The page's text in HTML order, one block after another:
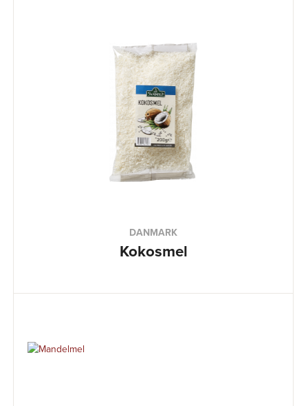
DANMARK
Kokosmel